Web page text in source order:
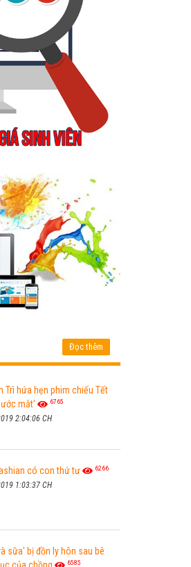
Đọc thêm
Trì hứa hẹn phim chiếu Tết
mắt'
6765
2:04:06 CH
có con thứ tư 6266
1:03:37 CH
sữa' bị đồn ly hôn sau bê
6585